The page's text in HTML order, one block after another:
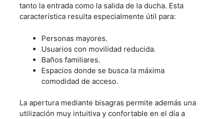
tanto la entrada como la salida de la ducha. Esta
característica resulta especialmente útil para:
Personas mayores.
Usuarios con movilidad reducida.
Baños familiares.
Espacios donde se busca la máxima
comodidad de acceso.
La apertura mediante bisagras permite además una
utilización muy intuitiva y confortable en el día a